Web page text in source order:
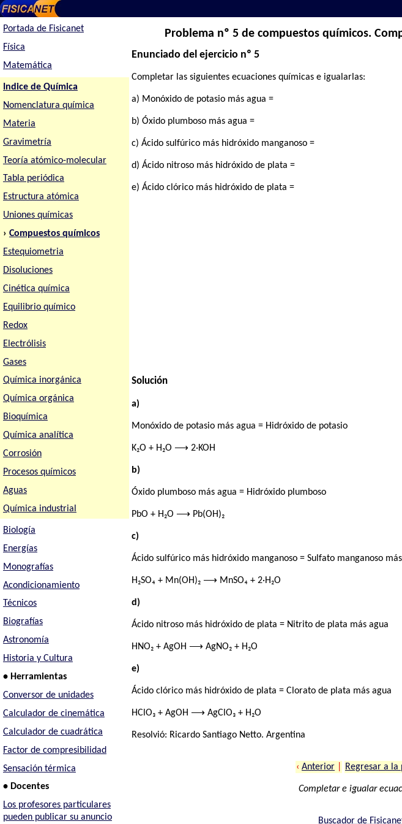
Portada de Fisicanet
Física
Matemática
Indice de Química
Nomenclatura química
Materia
Gravimetría
Teoría atómico-molecular
Tabla periódica
Estructura atómica
Uniones químicas
› Compuestos químicos
Estequiometria
Disoluciones
Cinética química
Equilibrio químico
Redox
Electrólisis
Gases
Química inorgánica
Química orgánica
Bioquímica
Química analítica
Corrosión
Procesos químicos
Aguas
Química industrial
Biología
Energías
Monografías
Acondicionamiento
Técnicos
Biografías
Astronomía
Historia y Cultura
• Herramientas
Conversor de unidades
Calculador de cinemática
Calculador de cuadrática
Factor de compresibilidad
Sensación térmica
• Docentes
Los profesores particulares
pueden publicar su anuncio
Problema nº 5 de compuestos químicos.
Enunciado del ejercicio nº 5
Completar las siguientes ecuaciones químicas e igualarlas:
a) Monóxido de potasio más agua =
b) Óxido plumboso más agua =
c) Ácido sulfúrico más hidróxido manganoso =
d) Ácido nitroso más hidróxido de plata =
e) Ácido clórico más hidróxido de plata =
Solución
a)
Monóxido de potasio más agua = Hidróxido de potasio
K₂O + H₂O ⟶ 2·KOH
b)
Óxido plumboso más agua = Hidróxido plumboso
PbO + H₂O ⟶ Pb(OH)₂
c)
Ácido sulfúrico más hidróxido manganoso = Sulfato manganoso
H₂SO₄ + Mn(OH)₂ ⟶ MnSO₄ + 2·H₂O
d)
Ácido nitroso más hidróxido de plata = Nitrito de plata más agua
HNO₂ + AgOH ⟶ AgNO₂ + H₂O
e)
Ácido clórico más hidróxido de plata = Clorato de plata más agua
HClO₃ + AgOH ⟶ AgClO₃ + H₂O
Resolvió: Ricardo Santiago Netto. Argentina
‹ Anterior Regresar a la
Completar e igualar
Buscador de